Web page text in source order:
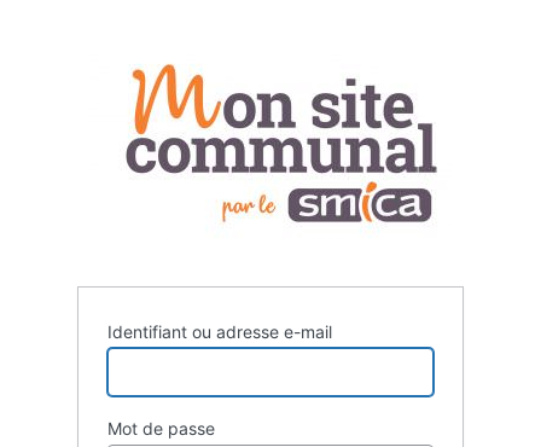
connecter
Identifiant ou adresse e-mail
Mot de passe